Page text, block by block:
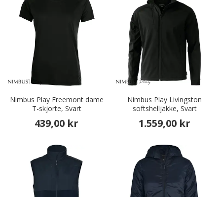
Nimbus Play Freemont dame
T-skjorte, Svart
439,00 kr
Nimbus Play Livingston
softshelljakke, Svart
1.559,00 kr